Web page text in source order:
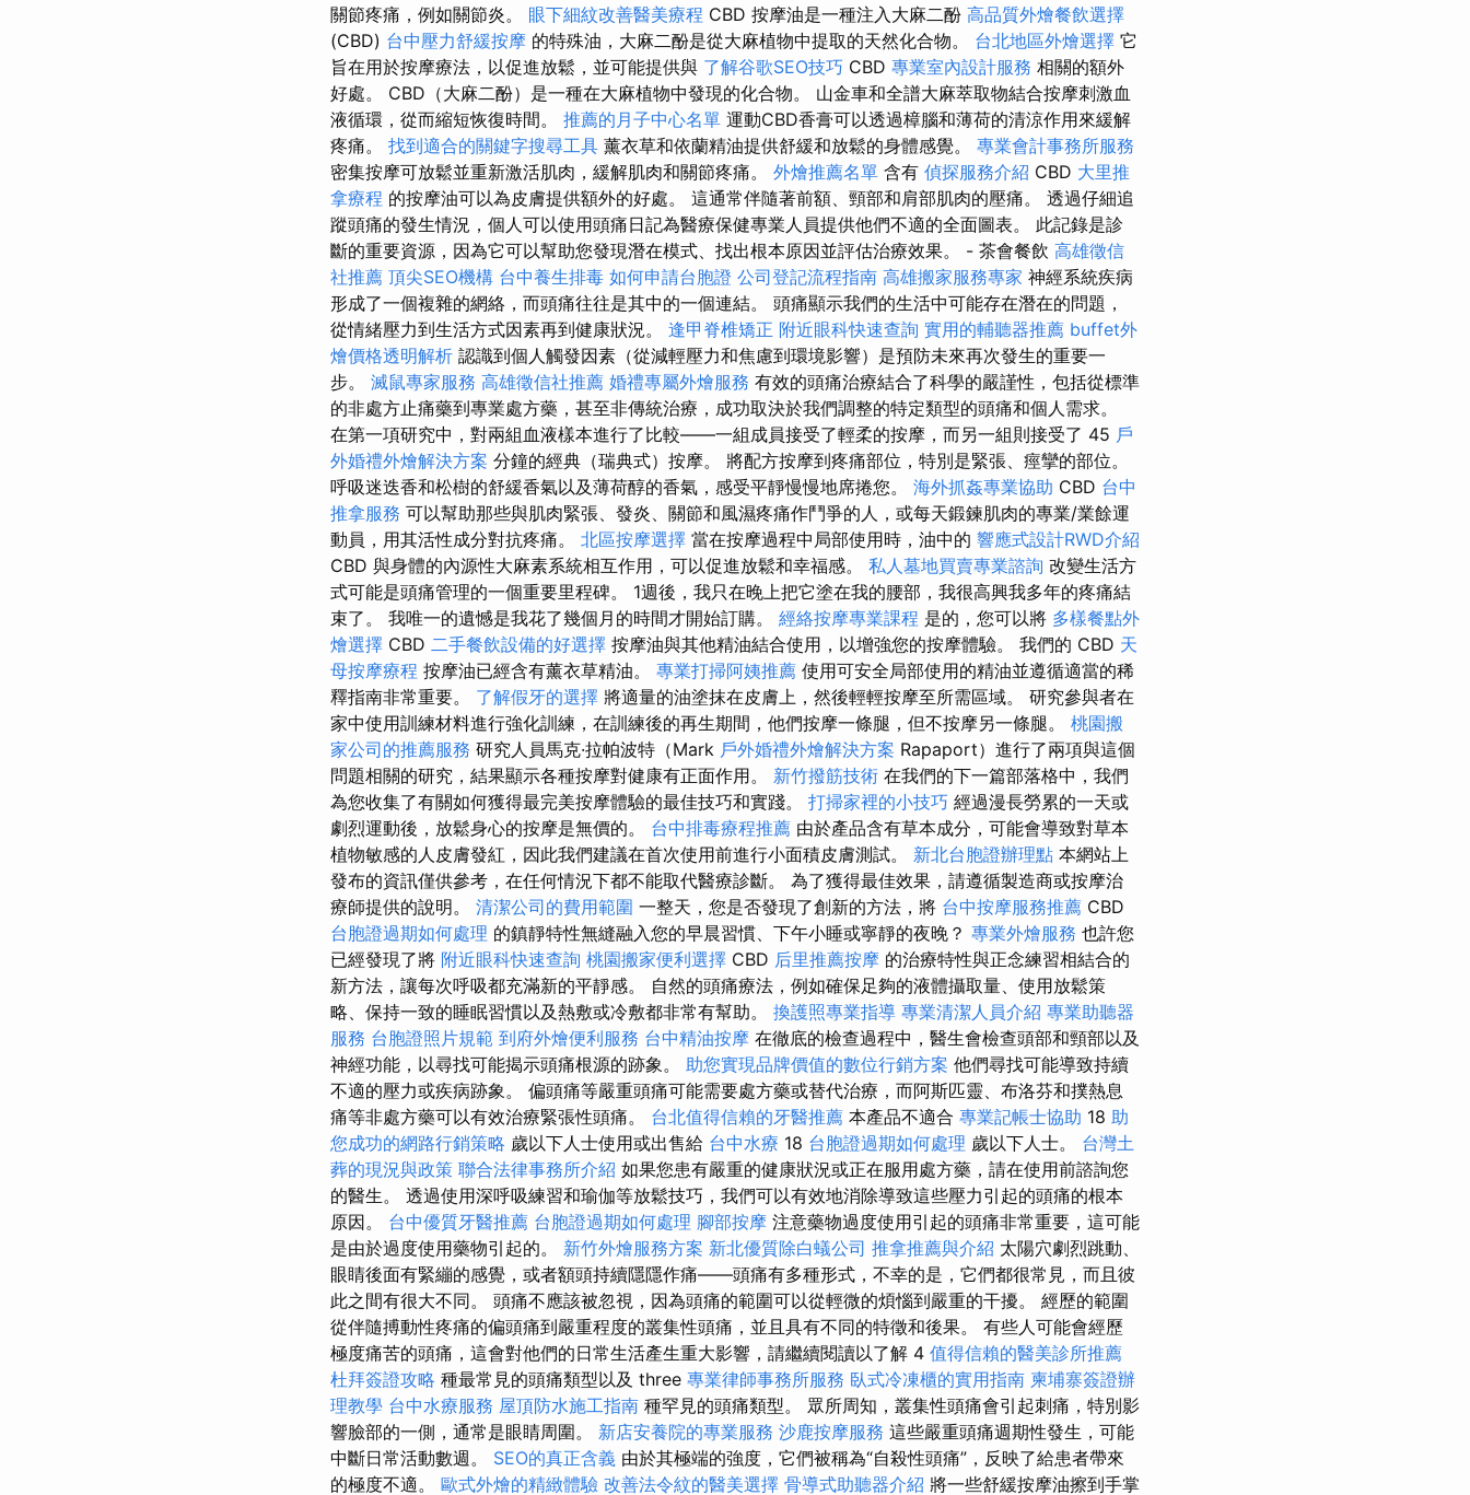
關節疼痛，例如關節炎。 眼下細紋改善醫美療程 CBD 按摩油是一種注入大麻二酚 高品質外燴餐飲選擇
(CBD) 台中壓力舒緩按摩 的特殊油，大麻二酚是從大麻植物中提取的天然化合物。 台北地區外燴選擇 它
旨在用於按摩療法，以促進放鬆，並可能提供與 了解谷歌SEO技巧 CBD 專業室內設計服務 相關的額外
好處。 CBD（大麻二酚）是一種在大麻植物中發現的化合物。 山金車和全譜大麻萃取物結合按摩刺激血
液循環，從而縮短恢復時間。 推薦的月子中心名單 運動CBD香膏可以透過樟腦和薄荷的清涼作用來緩解
疼痛。 找到適合的關鍵字搜尋工具 薰衣草和依蘭精油提供舒緩和放鬆的身體感覺。 專業會計事務所服務
密集按摩可放鬆並重新激活肌肉，緩解肌肉和關節疼痛。 外燴推薦名單 含有 偵探服務介紹 CBD 大里推
拿療程 的按摩油可以為皮膚提供額外的好處。 這通常伴隨著前額、頸部和肩部肌肉的壓痛。 透過仔細追
蹤頭痛的發生情況，個人可以使用頭痛日記為醫療保健專業人員提供他們不適的全面圖表。 此記錄是診
斷的重要資源，因為它可以幫助您發現潛在模式、找出根本原因並評估治療效果。 - 茶會餐飲 高雄徵信
社推薦 頂尖SEO機構 台中養生排毒 如何申請台胞證 公司登記流程指南 高雄搬家服務專家 神經系統疾病
形成了一個複雜的網絡，而頭痛往往是其中的一個連結。 頭痛顯示我們的生活中可能存在潛在的問題，
從情緒壓力到生活方式因素再到健康狀況。 逢甲脊椎矯正 附近眼科快速查詢 實用的輔聽器推薦 buffet外
燴價格透明解析 認識到個人觸發因素（從減輕壓力和焦慮到環境影響）是預防未來再次發生的重要一
步。 滅鼠專家服務 高雄徵信社推薦 婚禮專屬外燴服務 有效的頭痛治療結合了科學的嚴謹性，包括從標準
的非處方止痛藥到專業處方藥，甚至非傳統治療，成功取決於我們調整的特定類型的頭痛和個人需求。
在第一項研究中，對兩組血液樣本進行了比較——一組成員接受了輕柔的按摩，而另一組則接受了 45 戶
外婚禮外燴解決方案 分鐘的經典（瑞典式）按摩。 將配方按摩到疼痛部位，特別是緊張、痙攣的部位。
呼吸迷迭香和松樹的舒緩香氣以及薄荷醇的香氣，感受平靜慢慢地席捲您。 海外抓姦專業協助 CBD 台中
推拿服務 可以幫助那些與肌肉緊張、發炎、關節和風濕疼痛作鬥爭的人，或每天鍛鍊肌肉的專業/業餘運
動員，用其活性成分對抗疼痛。 北區按摩選擇 當在按摩過程中局部使用時，油中的 響應式設計RWD介紹
CBD 與身體的內源性大麻素系統相互作用，可以促進放鬆和幸福感。 私人墓地買賣專業諮詢 改變生活方
式可能是頭痛管理的一個重要里程碑。 1週後，我只在晚上把它塗在我的腰部，我很高興我多年的疼痛結
束了。 我唯一的遺憾是我花了幾個月的時間才開始訂購。 經絡按摩專業課程 是的，您可以將 多樣餐點外
燴選擇 CBD 二手餐飲設備的好選擇 按摩油與其他精油結合使用，以增強您的按摩體驗。 我們的 CBD 天
母按摩療程 按摩油已經含有薰衣草精油。 專業打掃阿姨推薦 使用可安全局部使用的精油並遵循適當的稀
釋指南非常重要。 了解假牙的選擇 將適量的油塗抹在皮膚上，然後輕輕按摩至所需區域。 研究參與者在
家中使用訓練材料進行強化訓練，在訓練後的再生期間，他們按摩一條腿，但不按摩另一條腿。 桃園搬
家公司的推薦服務 研究人員馬克·拉帕波特（Mark 戶外婚禮外燴解決方案 Rapaport）進行了兩項與這個
問題相關的研究，結果顯示各種按摩對健康有正面作用。 新竹撥筋技術 在我們的下一篇部落格中，我們
為您收集了有關如何獲得最完美按摩體驗的最佳技巧和實踐。 打掃家裡的小技巧 經過漫長勞累的一天或
劇烈運動後，放鬆身心的按摩是無價的。 台中排毒療程推薦 由於產品含有草本成分，可能會導致對草本
植物敏感的人皮膚發紅，因此我們建議在首次使用前進行小面積皮膚測試。 新北台胞證辦理點 本網站上
發布的資訊僅供參考，在任何情況下都不能取代醫療診斷。 為了獲得最佳效果，請遵循製造商或按摩治
療師提供的說明。 清潔公司的費用範圍 一整天，您是否發現了創新的方法，將 台中按摩服務推薦 CBD
台胞證過期如何處理 的鎮靜特性無縫融入您的早晨習慣、下午小睡或寧靜的夜晚？ 專業外燴服務 也許您
已經發現了將 附近眼科快速查詢 桃園搬家便利選擇 CBD 后里推薦按摩 的治療特性與正念練習相結合的
新方法，讓每次呼吸都充滿新的平靜感。 自然的頭痛療法，例如確保足夠的液體攝取量、使用放鬆策
略、保持一致的睡眠習慣以及熱敷或冷敷都非常有幫助。 換護照專業指導 專業清潔人員介紹 專業助聽器
服務 台胞證照片規範 到府外燴便利服務 台中精油按摩 在徹底的檢查過程中，醫生會檢查頭部和頸部以及
神經功能，以尋找可能揭示頭痛根源的跡象。 助您實現品牌價值的數位行銷方案 他們尋找可能導致持續
不適的壓力或疾病跡象。 偏頭痛等嚴重頭痛可能需要處方藥或替代治療，而阿斯匹靈、布洛芬和撲熱息
痛等非處方藥可以有效治療緊張性頭痛。 台北值得信賴的牙醫推薦 本產品不適合 專業記帳士協助 18 助
您成功的網路行銷策略 歲以下人士使用或出售給 台中水療 18 台胞證過期如何處理 歲以下人士。 台灣土
葬的現況與政策 聯合法律事務所介紹 如果您患有嚴重的健康狀況或正在服用處方藥，請在使用前諮詢您
的醫生。 透過使用深呼吸練習和瑜伽等放鬆技巧，我們可以有效地消除導致這些壓力引起的頭痛的根本
原因。 台中優質牙醫推薦 台胞證過期如何處理 腳部按摩 注意藥物過度使用引起的頭痛非常重要，這可能
是由於過度使用藥物引起的。 新竹外燴服務方案 新北優質除白蟻公司 推拿推薦與介紹 太陽穴劇烈跳動、
眼睛後面有緊繃的感覺，或者額頭持續隱隱作痛——頭痛有多種形式，不幸的是，它們都很常見，而且彼
此之間有很大不同。 頭痛不應該被忽視，因為頭痛的範圍可以從輕微的煩惱到嚴重的干擾。 經歷的範圍
從伴隨搏動性疼痛的偏頭痛到嚴重程度的叢集性頭痛，並且具有不同的特徵和後果。 有些人可能會經歷
極度痛苦的頭痛，這會對他們的日常生活產生重大影響，請繼續閱讀以了解 4 值得信賴的醫美診所推薦
杜拜簽證攻略 種最常見的頭痛類型以及 three 專業律師事務所服務 臥式冷凍櫃的實用指南 柬埔寨簽證辦
理教學 台中水療服務 屋頂防水施工指南 種罕見的頭痛類型。 眾所周知，叢集性頭痛會引起刺痛，特別影
響臉部的一側，通常是眼睛周圍。 新店安養院的專業服務 沙鹿按摩服務 這些嚴重頭痛週期性發生，可能
中斷日常活動數週。 SEO的真正含義 由於其極端的強度，它們被稱為“自殺性頭痛”，反映了給患者帶來
的極度不適。 歐式外燴的精緻體驗 改善法令紋的醫美選擇 骨導式助聽器介紹 將一些舒緩按摩油擦到手掌